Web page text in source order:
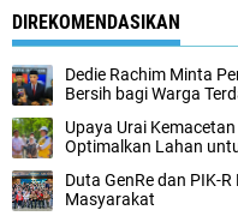
DIREKOMENDASIKAN
Dedie Rachim Minta
Bersih bagi Warga
Upaya Urai
Optimalkan Lahan
Duta GenRe dan PIK-
Masyarakat